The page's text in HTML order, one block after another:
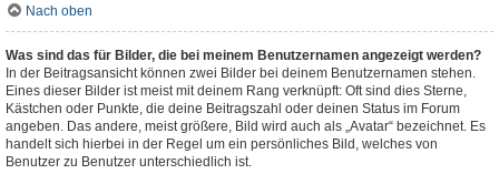
Nach oben
Was sind das für Bilder, die bei meinem Benutzernamen angezeigt werden?
In der Beitragsansicht können zwei Bilder bei deinem Benutzernamen stehen.
Eines dieser Bilder ist meist mit deinem Rang verknüpft: Oft sind dies Sterne,
Kästchen oder Punkte, die deine Beitragszahl oder deinen Status im Forum
angeben. Das andere, meist größere, Bild wird auch als „Avatar“ bezeichnet. Es
handelt sich hierbei in der Regel um ein persönliches Bild, welches von
Benutzer zu Benutzer unterschiedlich ist.